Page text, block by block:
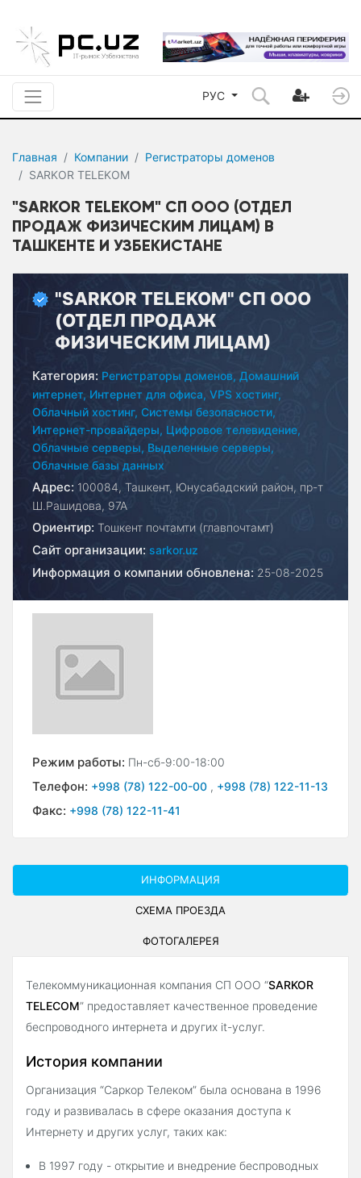
РУС
Главная Компании
Регистраторы доменов
SARKOR TELEKOM
"SARKOR TELEKOM" СП ООО (ОТДЕЛ
ПРОДАЖ ФИЗИЧЕСКИМ ЛИЦАМ) В
ТАШКЕНТЕ И УЗБЕКИСТАНЕ
"SARKOR TELEKOM" СП ООО
(ОТДЕЛ ПРОДАЖ
ФИЗИЧЕСКИМ ЛИЦАМ)
Категория: Регистраторы доменов, Домашний
интернет, Интернет для офиса, VPS хостинг,
Облачный хостинг, Системы безопасности,
Интернет-провайдеры, Цифровое телевидение,
Облачные серверы, Выделенные серверы,
Облачные базы данных
Адрес: 100084, Ташкент, Юнусабадский район, пр-т
Ш.Рашидова, 97А
Ориентир: Тошкент почтамти (главпочтамт)
Сайт организации: sarkor.uz
Информация о компании обновлена: 25-08-2025
Режим работы: Пн-сб-9:00-18:00
Телефон: +998 (78) 122-00-00 , +998 (78) 122-11-13
Факс: +998 (78) 122-11-41
ИНФОРМАЦИЯ
СХЕМА ПРОЕЗДА
ФОТОГАЛЕРЕЯ
Телекоммуникационная компания СП ООО “SARKOR
TELECOM” предоставляет качественное проведение
беспроводного интернета и других it-услуг.
История компании
Организация “Саркор Телеком” была основана в 1996
году и развивалась в сфере оказания доступа к
Интернету и других услуг, таких как:
В 1997 году - открытие и внедрение беспроводных